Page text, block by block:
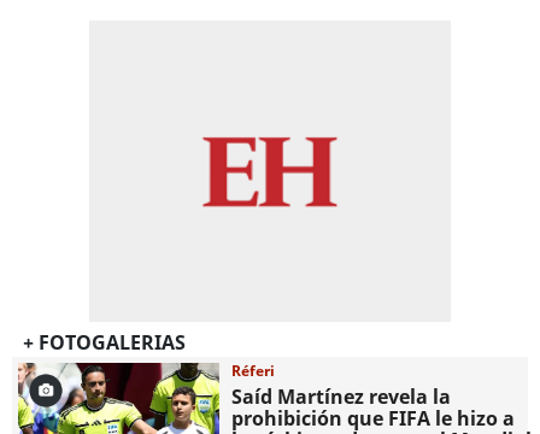
+ FOTOGALERIAS
Réferi
Saíd Martínez revela la
prohibición que FIFA le hizo a